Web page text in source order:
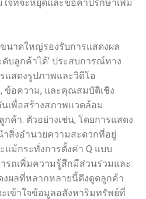
จที่จะหยุดและขอคำปรึกษาเพิ่ม
นาดใหญ่รองรับการแสดงผล
บลูกค้าได้’ ประสบการณ์ทาง
แสดงรูปภาพและวิดีโอ
ข้อความ, และคุณสมบัติเชิง
เพื่อสร้างสภาพแวดล้อม
ค้า. ตัวอย่างเช่น, โดยการแสดง
สิ่งอำนวยความสะดวกที่อยู่
ม้กระทั่งการตั้งค่า Q แบบ
รถเพิ่มความรู้สึกมีส่วนร่วมและ
งผลที่หลากหลายนี้ดึงดูดลูกค้า
เข้าใจข้อมูลอสังหาริมทรัพย์ที่